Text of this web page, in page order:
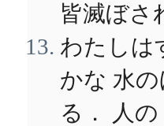
皆滅ぼさ
わたしは
かな 水
る． 人